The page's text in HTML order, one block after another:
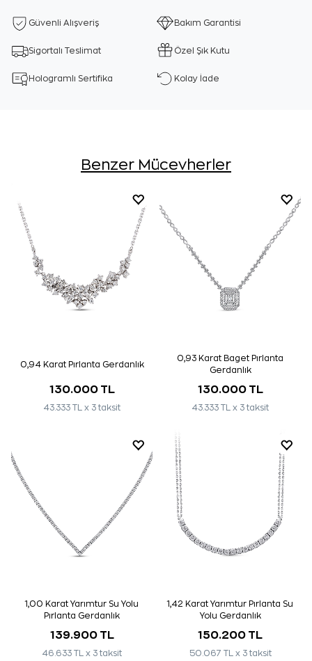
Güvenli Alışveriş Bakım Garantisi
Sigortalı Teslimat Özel Şık Kutu
Hologramlı Sertifika Kolay İade
Benzer Mücevherler
0,94 Karat Pırlanta Gerdanlık
130.000 TL
43.333 TL x 3 taksit
0,93 Karat Baget Pırlanta
Gerdanlık
130.000 TL
43.333 TL x 3 taksit
1,00 Karat Yarımtur Su Yolu
Pırlanta Gerdanlık
139.900 TL
46.633 TL x 3 taksit
1,42 Karat Yarımtur Pırlanta Su
Yolu Gerdanlık
150.200 TL
50.067 TL x 3 taksit